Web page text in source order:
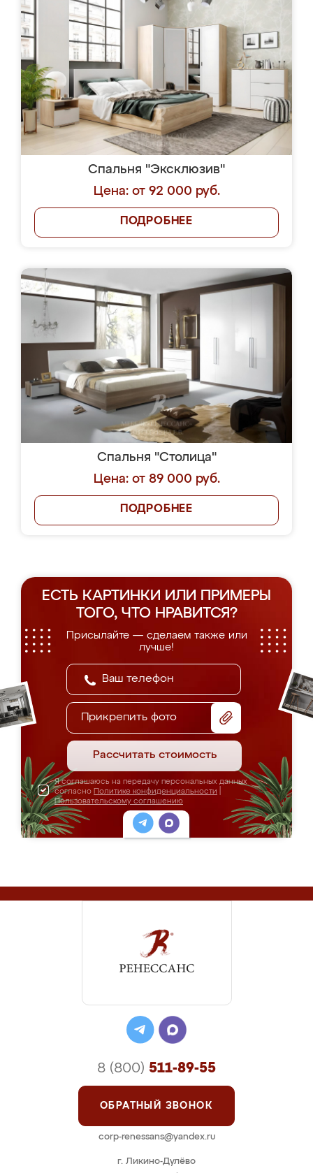
Спальня "Эксклюзив"
Цена: от 92 000 руб.
ПОДРОБНЕЕ
Спальня "Столица"
Цена: от 89 000 руб.
ПОДРОБНЕЕ
ЕСТЬ КАРТИНКИ ИЛИ ПРИМЕРЫ
ТОГО, ЧТО НРАВИТСЯ?
Присылайте — сделаем также или
лучше!
Прикрепить фото
Рассчитать стоимость
Я соглашаюсь на передачу персональных данных
согласно Политике конфиденциальности
Пользовательскому соглашению
г. Ликино-Дулёво
8 (800) 511-89-55
ОБРАТНЫЙ ЗВОНОК
corp-renessans@yandex.ru